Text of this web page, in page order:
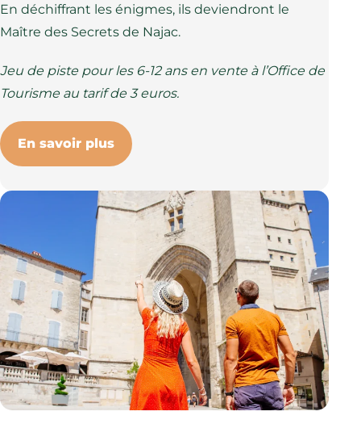
En déchiffrant les énigmes, ils deviendront le
Maître des Secrets de Najac.
Jeu de piste pour les 6-12 ans en vente à l’Office de
Tourisme au tarif de 3 euros.
En savoir plus